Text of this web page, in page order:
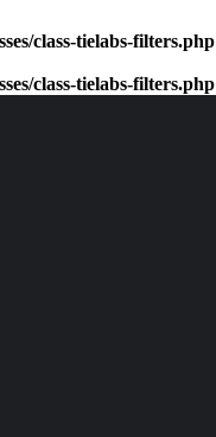
class-tielabs-filters.php
class-tielabs-filters.php